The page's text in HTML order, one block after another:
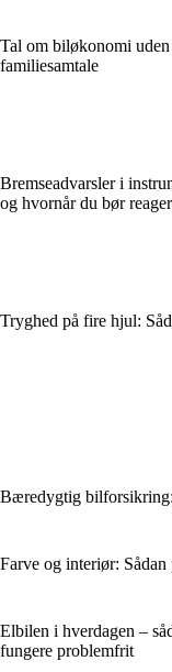
Tal om biløkonomi
familiesamtale
Bremseadvarsler i
og hvornår du bør
Tryghed på fire hjul:
Bæredygtig
Farve og interiør:
Elbilen i hverdagen –
fungere problemfrit